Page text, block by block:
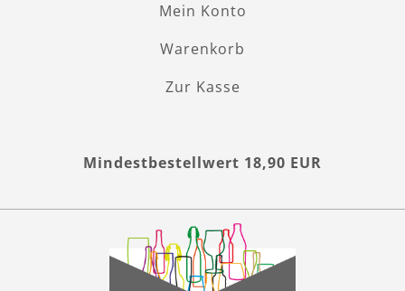
Mein Konto
Warenkorb
Zur Kasse
Mindestbestellwert 18,90 EUR